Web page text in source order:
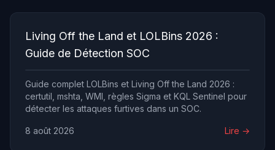
Living Off the Land et LOLBins 2026 :
Guide de Détection SOC
Guide complet LOLBins et Living Off the Land 2026 :
certutil, mshta, WMI, règles Sigma et KQL Sentinel pour
détecter les attaques furtives dans un SOC.
8 août 2026 Lire →